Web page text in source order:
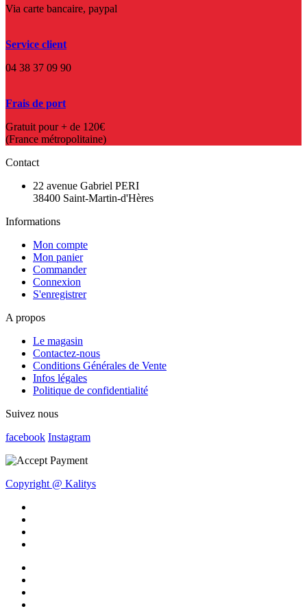
Via carte bancaire, paypal
Service client
04 38 37 09 90
Frais de port
Gratuit pour + de 120€
(France métropolitaine)
Contact
22 avenue Gabriel PERI
38400 Saint-Martin-d'Hères
Informations
Mon compte
Mon panier
Commander
Connexion
S'enregistrer
A propos
Le magasin
Contactez-nous
Conditions Générales de Vente
Infos légales
Politique de confidentialité
Suivez nous
facebook Instagram
Copyright @ Kalitys